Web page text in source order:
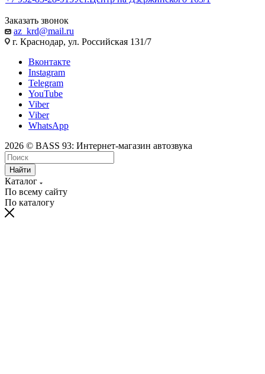
Заказать звонок
az_krd@mail.ru
г. Краснодар, ул. Российская 131/7
Вконтакте
Instagram
Telegram
YouTube
Viber
Viber
WhatsApp
2026 © BASS 93: Интернет-магазин автозвука
Найти
Каталог
По всему сайту
По каталогу